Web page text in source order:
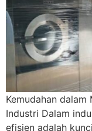
Kemudahan dalam
Industri Dalam
efisien adalah